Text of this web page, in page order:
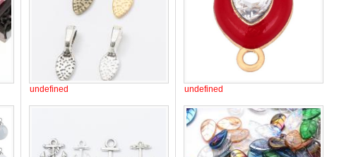
undefined undefined